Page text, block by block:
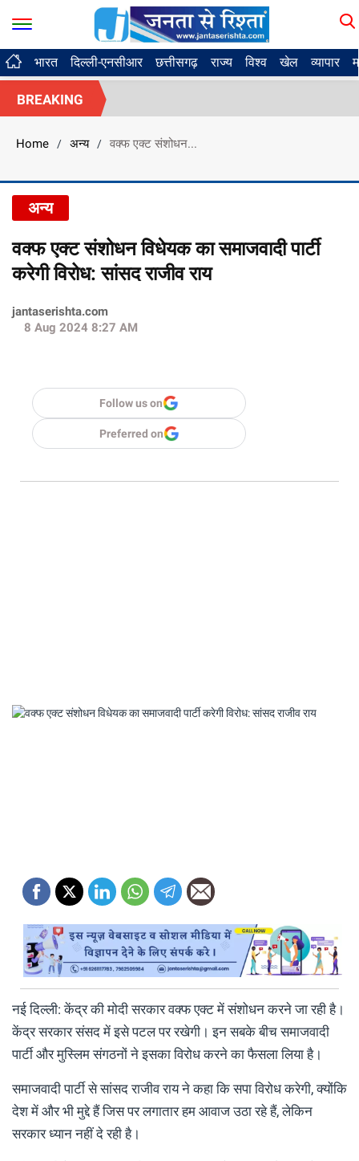
भारत दिल्ली-एनसीआर छत्तीसगढ़ राज्य विश्व खेल व्यापार
BREAKING
Home / अन्य / वक्फ एक्ट संशोधन...
अन्य
वक्फ एक्ट संशोधन विधेयक का समाजवादी पार्टी
करेगी विरोध: सांसद राजीव राय
jantaserishta.com
8 Aug 2024 8:27 AM
Follow us on
Preferred on
नई दिल्ली: केंद्र की मोदी सरकार वक्फ एक्ट में संशोधन करने जा रही है।
केंद्र सरकार संसद में इसे पटल पर रखेगी। इन सबके बीच समाजवादी
पार्टी और मुस्लिम संगठनों ने इसका विरोध करने का फैसला लिया है।
समाजवादी पार्टी से सांसद राजीव राय ने कहा कि सपा विरोध करेगी, क्योंकि
देश में और भी मुद्दे हैं जिस पर लगातार हम आवाज उठा रहे हैं, लेकिन
सरकार ध्यान नहीं दे रही है।